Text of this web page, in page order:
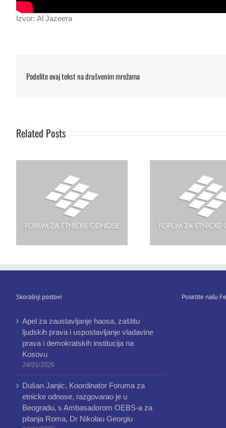
Izvor: Al Jazeera
Podelite ovaj tekst na drušvenim mrežama
Related Posts
Skorašnji postovi
Apel za zaustavljanje haosa, zaštitu
ljudskih prava i uspostavljanje vladavine
prava i demokratskih institucija na
Kosovu
24/01/2026
Dušan Janjic, Koordinator Foruma za
etnicke odnose, razgovarao je u
Beogradu, s Ambasadorom OEBS-a za
pitanja Roma, Dr Nikolau Georgiu
Posetite našu